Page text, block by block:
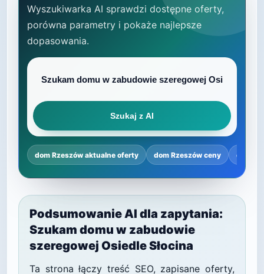
Wyszukiwarka AI sprawdzi dostępne oferty,
porówna parametry i pokaże najlepsze
dopasowania.
Szukaj z AI
dom Rzeszów aktualne oferty dom Rzeszów ceny dom
Podsumowanie AI dla zapytania:
Szukam domu w zabudowie
szeregowej Osiedle Słocina
Ta strona łączy treść SEO, zapisane oferty,